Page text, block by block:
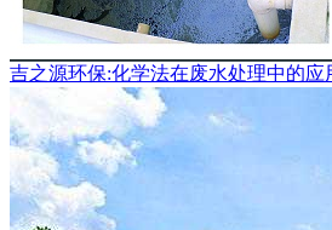
吉之源环保:化学法在废水处理中的应